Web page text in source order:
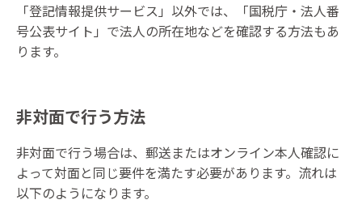
「登記情報提供サービス」以外では、「国税庁・法人番
号公表サイト」で法人の所在地などを確認する方法もあ
ります。
非対面で行う方法
非対面で行う場合は、郵送またはオンライン本人確認に
よって対面と同じ要件を満たす必要があります。流れは
以下のようになります。